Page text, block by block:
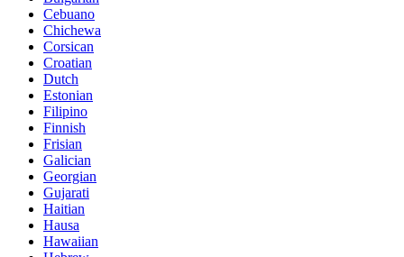
Cebuano
Chichewa
Corsican
Croatian
Dutch
Estonian
Filipino
Finnish
Frisian
Galician
Georgian
Gujarati
Haitian
Hausa
Hawaiian